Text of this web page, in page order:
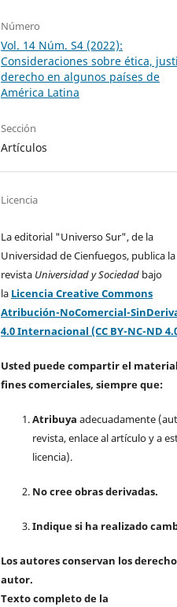
Número
Vol. 14 Núm. S4 (2022):
Consideraciones sobre ética,
derecho en algunos países de
América Latina
Sección
Artículos
Licencia
La editorial "Universo Sur", de la
Universidad de Cienfuegos, publica la
revista Universidad y Sociedad bajo
la Licencia Creative Commons
Atribución-NoComercial-
4.0 Internacional (CC BY-NC-ND
Usted puede compartir el
fines comerciales, siempre que:
Atribuya adecuadamente
revista, enlace al artículo y a
licencia).
No cree obras derivadas.
Indique si ha realizado
Los autores conservan los
autor.
Texto completo de la